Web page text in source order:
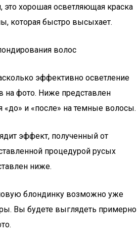
это хорошая осветляющая краска
которая быстро высыхает.
волос
эффективно осветление
на фото. Ниже представлен
«до» и «после» на темные волосы.
эффект, полученный от
процедурой русых
ниже.
блондинку возможно уже
Вы будете выглядеть примерно